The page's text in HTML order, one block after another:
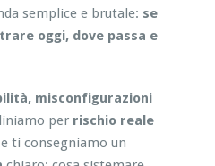
semplice e brutale: se
oggi, dove passa e
misconfigurazioni
per rischio reale
ti consegniamo un